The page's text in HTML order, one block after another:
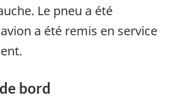
Le pneu a été
a été remis en service
bord